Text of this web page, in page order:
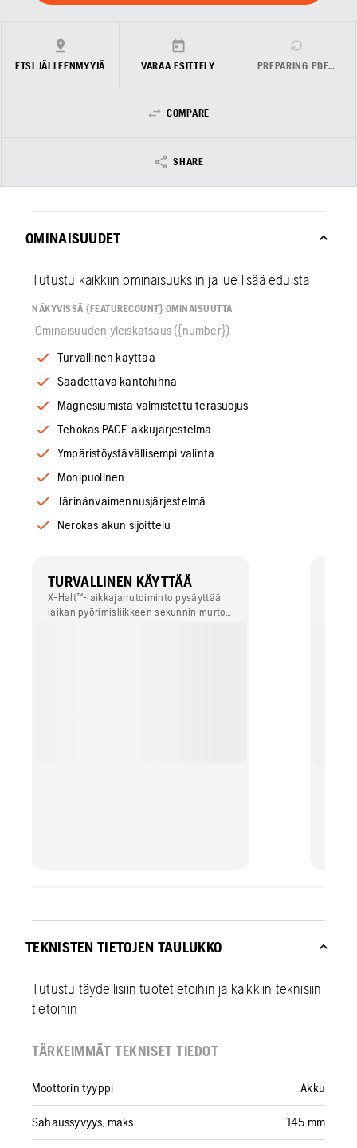
ETSI JÄLLEENMYYJÄ VARAA ESITTELY PREPARING PDF…
COMPARE
SHARE
OMINAISUUDET
Tutustu kaikkiin ominaisuuksiin ja lue lisää eduista
NÄKYVISSÄ {FEATURECOUNT} OMINAISUUTTA
Ominaisuuden yleiskatsaus ({number})
Turvallinen käyttää
Säädettävä kantohihna
Magnesiumista valmistettu teräsuojus
Tehokas PACE-akkujärjestelmä
Ympäristöystävällisempi valinta
Monipuolinen
Tärinänvaimennusjärjestelmä
Nerokas akun sijoittelu
TURVALLINEN KÄYTTÄÄ
X-Halt™-laikkajarrutoiminto pysäyttää
laikan pyörimisliikkeen sekunnin murto-
TEKNISTEN TIETOJEN TAULUKKO
Tutustu täydellisiin tuotetietoihin ja kaikkiin teknisiin
tietoihin
TÄRKEIMMÄT TEKNISET TIEDOT
Moottorin tyyppi Akku
Sahaussyvyys, maks. 145 mm